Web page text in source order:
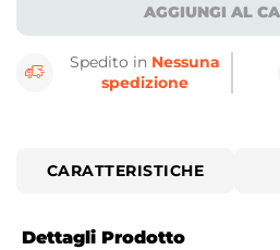
AGGIUNGI AL
Spedito in Nessuna
spedizione
CARATTERISTICHE
Dettagli Prodotto